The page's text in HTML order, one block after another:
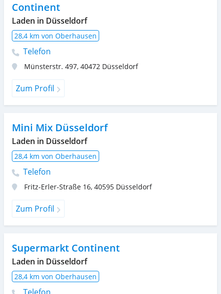
Continent
Laden in Düsseldorf
28,4 km von Oberhausen
Telefon
Münsterstr. 497, 40472 Düsseldorf
Zum Profil
Mini Mix Düsseldorf
Laden in Düsseldorf
28,4 km von Oberhausen
Telefon
Fritz-Erler-Straße 16, 40595 Düsseldorf
Zum Profil
Supermarkt Continent
Laden in Düsseldorf
28,4 km von Oberhausen